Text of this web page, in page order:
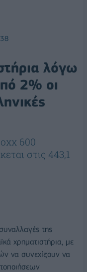
λόγω
2% οι
600
στις 443,1
της
χρηματιστήρια, με
να συνεχίζουν να